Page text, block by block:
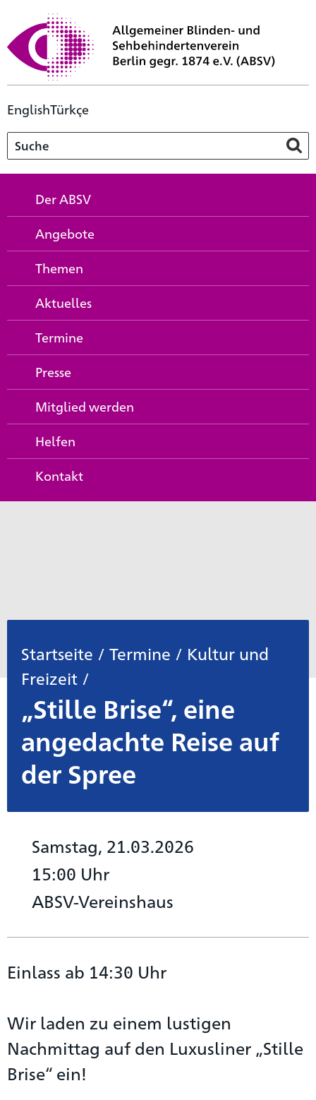
EnglishTürkçe
Der ABSV
Angebote
Themen
Aktuelles
Termine
Presse
Mitglied werden
Helfen
Kontakt
Startseite / Termine / Kultur und
Freizeit /
„Stille Brise“, eine
angedachte Reise auf
der Spree
Samstag, 21.03.2026
15:00 Uhr
ABSV-Vereinshaus
Einlass ab 14:30 Uhr
Wir laden zu einem lustigen
Nachmittag auf den Luxusliner „Stille
Brise“ ein!